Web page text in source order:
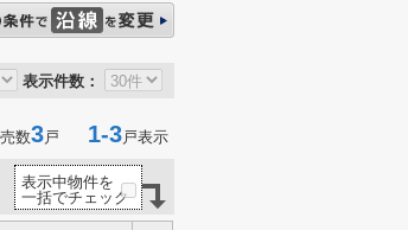
表示件数：
数3戸 1-3戸表示
表示中物件を
一括でチェック